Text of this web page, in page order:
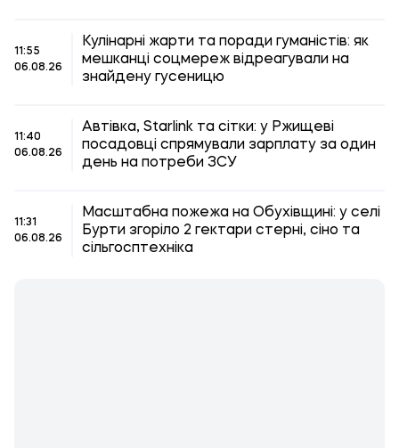
11:55
06.08.26
Кулінарні жарти та поради гуманістів: як
мешканці соцмереж відреагували на
знайдену гусеницю
11:40
06.08.26
Автівка, Starlink та сітки: у Ржищеві
посадовці спрямували зарплату за один
день на потреби ЗСУ
11:31
06.08.26
Масштабна пожежа на Обухівщині: у селі
Бурти згоріло 2 гектари стерні, сіно та
сільгосптехніка